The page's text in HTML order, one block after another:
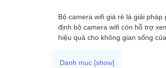
Bộ camera wifi giá rẻ là giải
định bộ camera wifi còn hỗ trợ
hiệu quả cho không gian sống của